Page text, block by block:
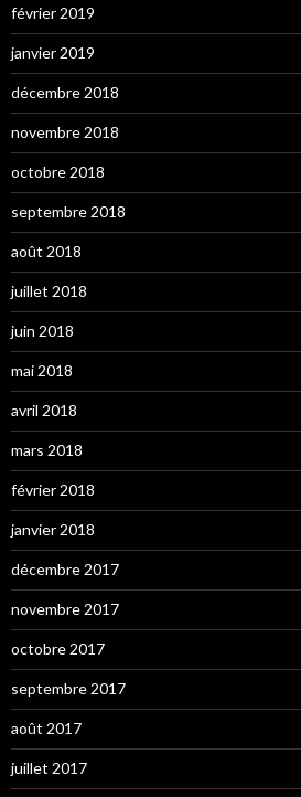
février 2019
janvier 2019
décembre 2018
novembre 2018
octobre 2018
septembre 2018
août 2018
juillet 2018
juin 2018
mai 2018
avril 2018
mars 2018
février 2018
janvier 2018
décembre 2017
novembre 2017
octobre 2017
septembre 2017
août 2017
juillet 2017